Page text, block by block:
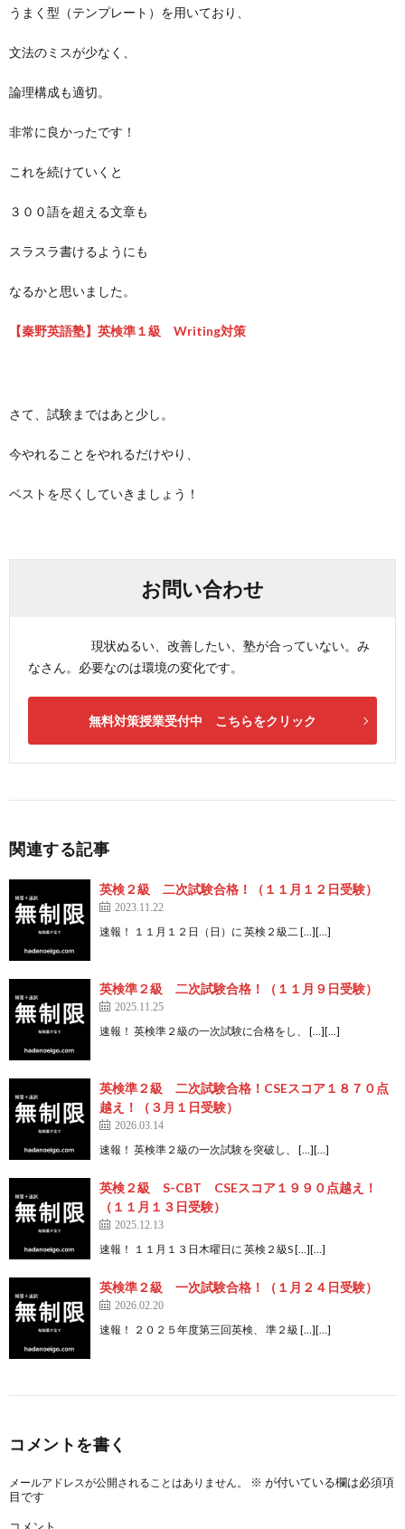
うまく型（テンプレート）を用いており、
文法のミスが少なく、
論理構成も適切。
非常に良かったです！
これを続けていくと
３００語を超える文章も
スラスラ書けるようにも
なるかと思いました。
【秦野英語塾】英検準１級 Writing対策
さて、試験まではあと少し。
今やれることをやれるだけやり、
ベストを尽くしていきましょう！
お問い合わせ
現状ぬるい、改善したい、塾が合っていない。み
なさん。必要なのは環境の変化です。
無料対策授業受付中 こちらをクリック
関連する記事
英検２級 二次試験合格！（１１月１２日受験）
2023.11.22
速報！ １１月１２日（日）に 英検２級二 […][…]
英検準２級 二次試験合格！（１１月９日受験）
2025.11.25
速報！ 英検準２級の一次試験に合格をし、 […][…]
英検準２級 二次試験合格！CSEスコア１８７０点
越え！（３月１日受験）
2026.03.14
速報！ 英検準２級の一次試験を突破し、 […][…]
英検２級 S-CBT CSEスコア１９９０点越え！
（１１月１３日受験）
2025.12.13
速報！ １１月１３日木曜日に 英検２級S […][…]
英検準２級 一次試験合格！（１月２４日受験）
2026.02.20
速報！ ２０２５年度第三回英検、 準２級 […][…]
コメントを書く
メールアドレスが公開されることはありません。 ※ が付いている欄は必須項
目です